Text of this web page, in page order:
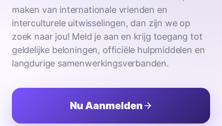
maken van internationale vrienden en
interculturele uitwisselingen, dan zijn we op
zoek naar jou! Meld je aan en krijg toegang tot
geldelijke beloningen, officiële hulpmiddelen en
langdurige samenwerkingsverbanden.
Nu Aanmelden